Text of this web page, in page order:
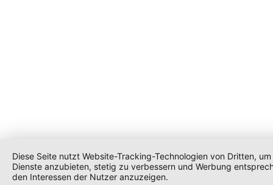
Diese Seite nutzt Website-Tracking-Technologien von Dritten, um
Dienste anzubieten, stetig zu verbessern und Werbung
den Interessen der Nutzer anzuzeigen.